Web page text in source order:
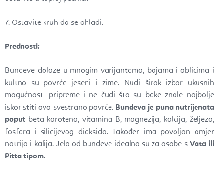
7. Ostavite kruh da se ohladi.
Prednosti:
Bundeve dolaze u mnogim varijantama, bojama i oblicima i
kultno su povrće jeseni i zime. Nudi širok izbor ukusnih
mogućnosti pripreme i ne čudi što su bake znale najbolje
iskoristiti ovo svestrano povrće. Bundeva je puna nutrijenata
poput beta-karotena, vitamina B, magnezija, kalcija, željeza,
fosfora i silicijevog dioksida. Također ima povoljan omjer
natrija i kalija. Jela od bundeve idealna su za osobe s Vata ili
Pitta tipom.